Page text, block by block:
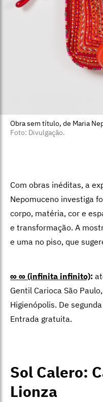
Obra sem título, de Maria
Foto: Divulgação.
Com obras inéditas, a
Nepomuceno investiga
corpo, matéria, cor e
e transformação. A
e uma no piso, que
∞ ∞ (infinita infinito):
Gentil Carioca São
Higienópolis. De
Entrada gratuita.
Sol Calero:
Lionza